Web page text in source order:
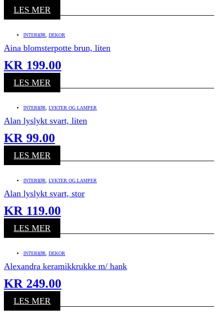
LES MER
INTERIØR DEKOR
Aina blomsterpotte brun, liten
KR 199.00
LES MER
INTERIØR LYKTER OG LAMPER
Alan lyslykt svart, liten
KR 99.00
LES MER
INTERIØR LYKTER OG LAMPER
Alan lyslykt svart, stor
KR 119.00
LES MER
INTERIØR DEKOR
Alexandra keramikkrukke m/ hank
KR 249.00
LES MER